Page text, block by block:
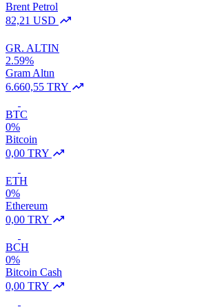
Brent Petrol
82,21 USD
GR. ALTIN
2.59%
Gram Altın
6.660,55 TRY
BTC
0%
Bitcoin
0,00 TRY
ETH
0%
Ethereum
0,00 TRY
BCH
0%
Bitcoin Cash
0,00 TRY